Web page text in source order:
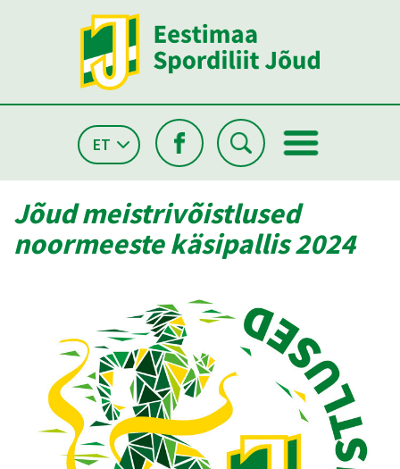
ET
Jõud meistrivõistlused
noormeeste käsipallis 2024